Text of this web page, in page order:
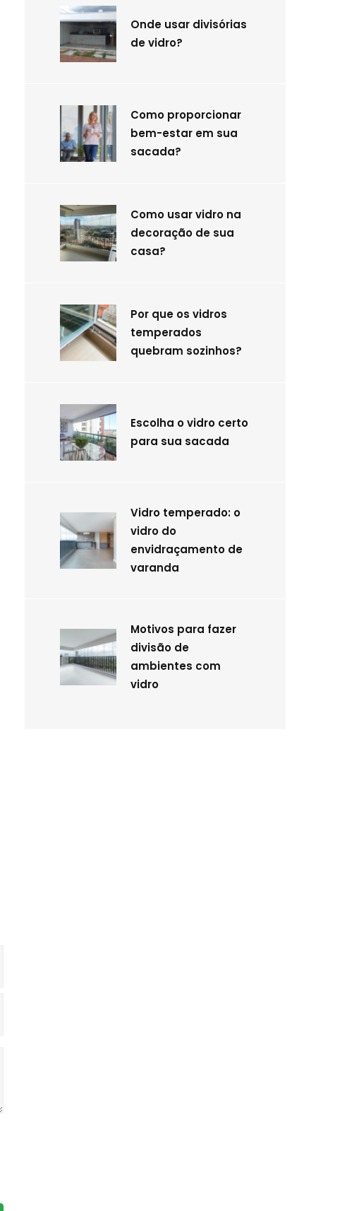
Onde usar divisórias
de vidro?
Como proporcionar
bem-estar em sua
sacada?
Como usar vidro na
decoração de sua
casa?
Por que os vidros
temperados
quebram sozinhos?
Escolha o vidro certo
para sua sacada
Vidro temperado: o
vidro do
envidraçamento de
varanda
Motivos para fazer
divisão de
ambientes com
vidro